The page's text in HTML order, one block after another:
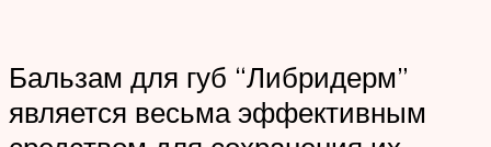
Бальзам для губ “Либридерм”
является весьма эффективным